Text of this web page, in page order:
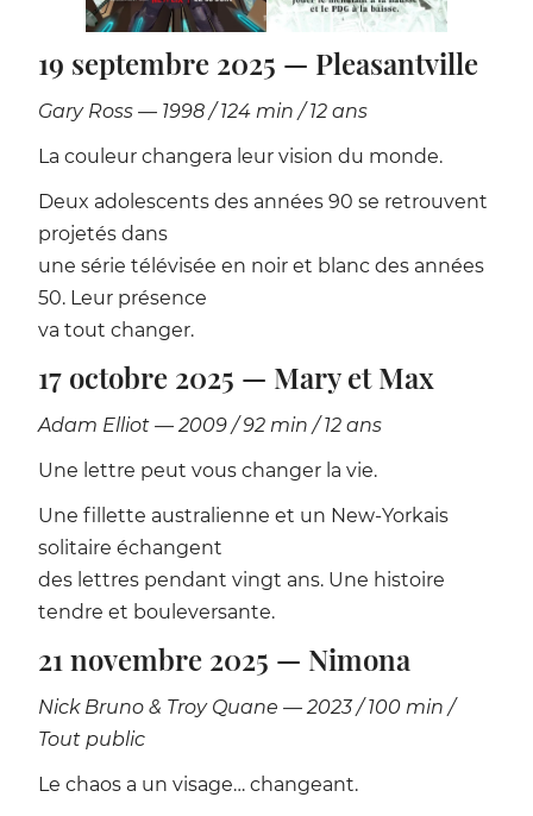
19 septembre 2025 — Pleasantville
Gary Ross — 1998 / 124 min / 12 ans
La couleur changera leur vision du monde.
Deux adolescents des années 90 se retrouvent
projetés dans
une série télévisée en noir et blanc des années
50. Leur présence
va tout changer.
17 octobre 2025 — Mary et Max
Adam Elliot — 2009 / 92 min / 12 ans
Une lettre peut vous changer la vie.
Une fillette australienne et un New-Yorkais
solitaire échangent
des lettres pendant vingt ans. Une histoire
tendre et bouleversante.
21 novembre 2025 — Nimona
Nick Bruno & Troy Quane — 2023 / 100 min /
Tout public
Le chaos a un visage… changeant.